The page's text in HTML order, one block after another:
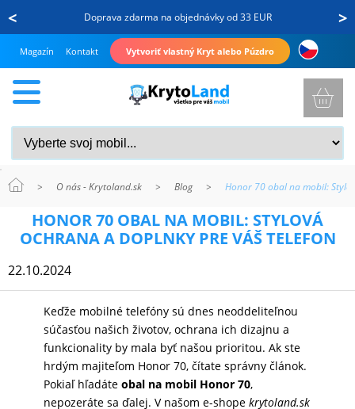
< >
Doprava zdarma na objednávky od 33 EUR
Magazín Kontakt Vytvoriť vlastný Kryt alebo Púzdro
NA
MOBIL
TVRDENÉ
HONOR 70 OBAL NA MOBIL: STYLOVÁ
OCHRANA A DOPLNKY PRE VÁŠ TELEFON
22.10.2024
Keďže mobilné telefóny sú dnes neoddeliteľnou
súčasťou našich životov, ochrana ich dizajnu a
funkcionality by mala byť našou prioritou. Ak ste
hrdým majiteľom Honor 70, čítate správny článok.
Pokiaľ hľadáte obal na mobil Honor 70,
nepozeráte sa ďalej. V našom e-shope krytoland.sk
> O nás - Krytoland.sk > Blog > Honor 70 obal na mobil: